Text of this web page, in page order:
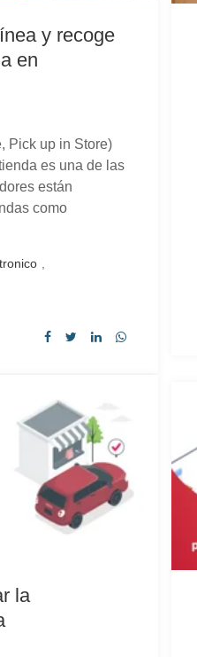
y recoge
en
Pick up in Store)
es una de las
están
como
,
la